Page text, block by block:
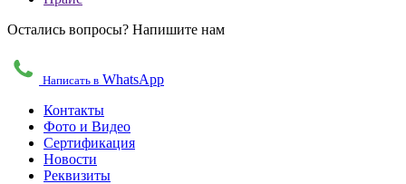
Остались вопросы? Напишите нам
Написать в WhatsApp
Контакты
Фото и Видео
Сертификация
Новости
Реквизиты